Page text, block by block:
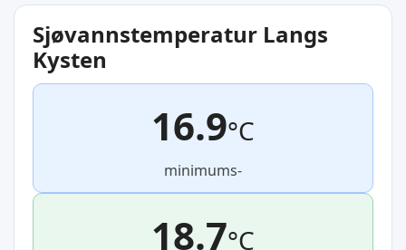
Sjøvannstemperatur Langs
Kysten
16.9°C
minimums-
18.7°C